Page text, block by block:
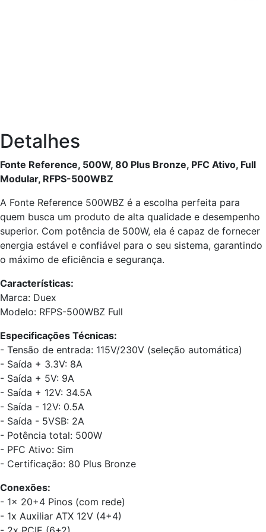
Detalhes
Fonte Reference, 500W, 80 Plus Bronze, PFC Ativo, Full
Modular, RFPS-500WBZ
A Fonte Reference 500WBZ é a escolha perfeita para
quem busca um produto de alta qualidade e desempenho
superior. Com potência de 500W, ela é capaz de fornecer
energia estável e confiável para o seu sistema, garantindo
o máximo de eficiência e segurança.
Características:
Marca: Duex
Modelo: RFPS-500WBZ Full
Especificações Técnicas:
- Tensão de entrada: 115V/230V (seleção automática)
- Saída + 3.3V: 8A
- Saída + 5V: 9A
- Saída + 12V: 34.5A
- Saída - 12V: 0.5A
- Saída - 5VSB: 2A
- Potência total: 500W
- PFC Ativo: Sim
- Certificação: 80 Plus Bronze
Conexões:
- 1x 20+4 Pinos (com rede)
- 1x Auxiliar ATX 12V (4+4)